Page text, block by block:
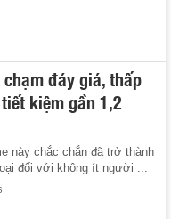
đáy giá, thấp
kiệm gần 1,2
này chắc chắn đã trở thành
đối với không ít người ...